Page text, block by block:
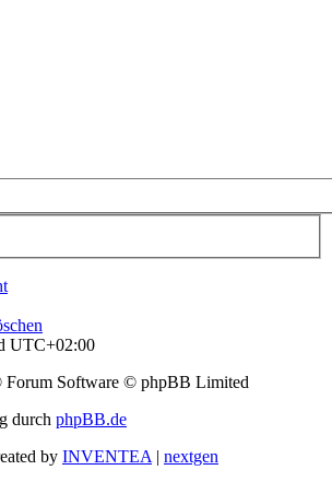
UTC+02:00
Software © phpBB Limited
durch phpBB.de
by INVENTEA | nextgen